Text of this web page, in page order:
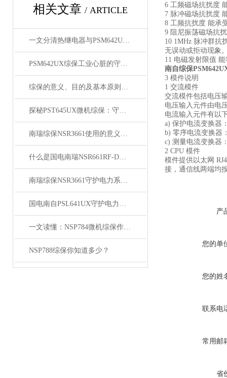
相关文章 / ARTICLE
一文分清热继电器与PSM642UX综保的防护能力差距
PSM642UX综保工业心脏的守护者
综保的意义、目的及基本原则主要体现为哪几点
探秘PST645UX微机综保：守护电网稳定的关键设备
南瑞综保NSR3661使用的意义是什么呢
什么是国电南瑞NSR661RF-D？过载短路综合防护
南瑞综保NSR3661守护电力系统安全
国电南自PSL641UX守护电力系统的无形士兵
一文读懂：NSP784微机综保作用、原理
NSP788综保你知道多少？
6 工频磁场抗扰度
7 脉冲磁场抗扰度
8 工频抗扰度 能承
9 阻尼振荡磁场抗
10 1MHz 脉冲群抗
无误动或拒动现象
11 电磁发射限值
南自综保
3 模件说明
1 交流模件
交流模件包括电压
电压输入元件由电
电流输入元件有以
a) 保护电流变换器
b) 零序电流变换器
c) 测量电流变换器
2 CPU 模件
模件提供以太网
接，通信线两端均
产
您的单
您的姓
联系电
常用邮
省